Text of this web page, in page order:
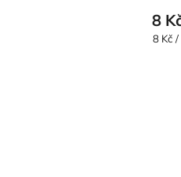
8
Měrná
8 Kč /